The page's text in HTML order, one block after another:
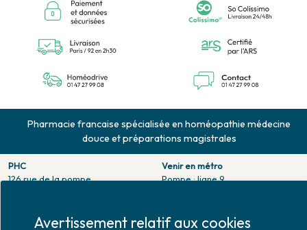
Pharmacie francaise spécialisée en homéopathie médecine
douce et préparations magistrales
PHC
126 rue de la pompe
Fax. 01 47 55 03 61
Venir en métro
Pompe : ligne 9.
Avertissement relatif aux cookies